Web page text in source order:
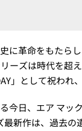
に革命をもたら
ーズは時代を超
」として祝わ
今日、エア マッ
最新作は、過去